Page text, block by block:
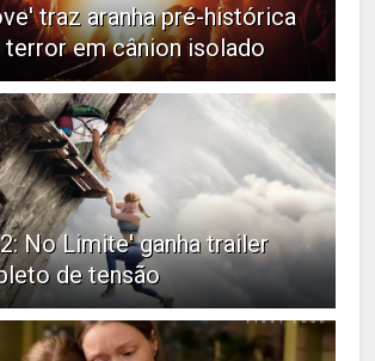
traz aranha pré-histórica
terror em cânion isolado
No Limite' ganha trailer
de tensão